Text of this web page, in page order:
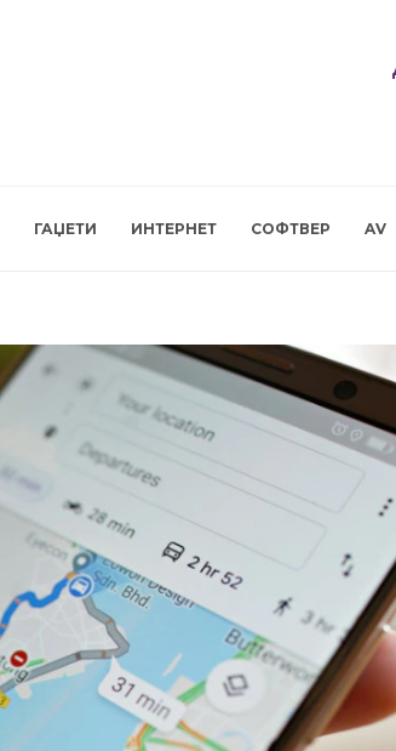
ГАЏЕТИ ИНТЕРНЕТ СОФТВЕР AV